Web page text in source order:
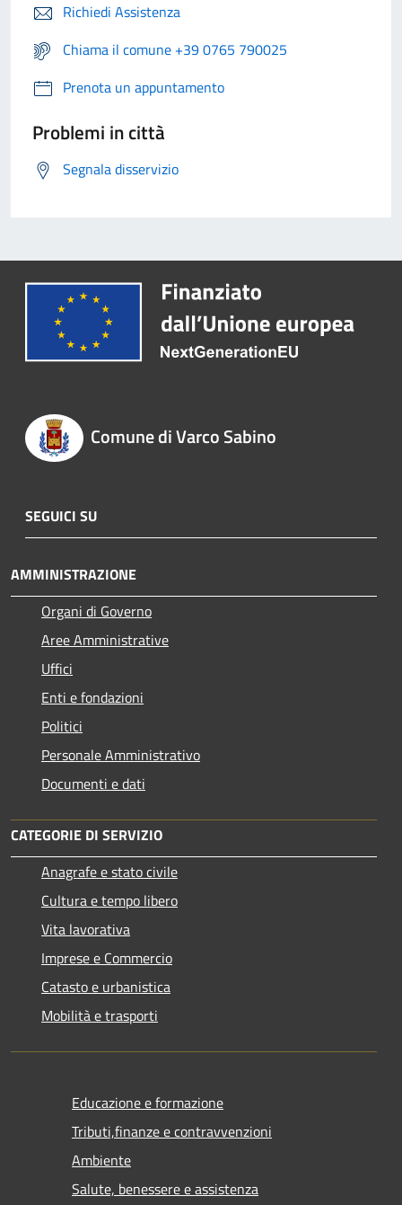
Richiedi Assistenza
Chiama il comune +39 0765 790025
Prenota un appuntamento
Problemi in città
Segnala disservizio
Comune di Varco Sabino
SEGUICI SU
AMMINISTRAZIONE
Organi di Governo
Aree Amministrative
Uffici
Enti e fondazioni
Politici
Personale Amministrativo
Documenti e dati
CATEGORIE DI SERVIZIO
Anagrafe e stato civile
Cultura e tempo libero
Vita lavorativa
Imprese e Commercio
Catasto e urbanistica
Mobilità e trasporti
Educazione e formazione
Tributi,finanze e contravvenzioni
Ambiente
Salute, benessere e assistenza